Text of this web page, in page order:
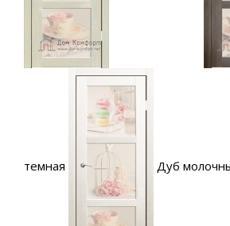
темная Дуб